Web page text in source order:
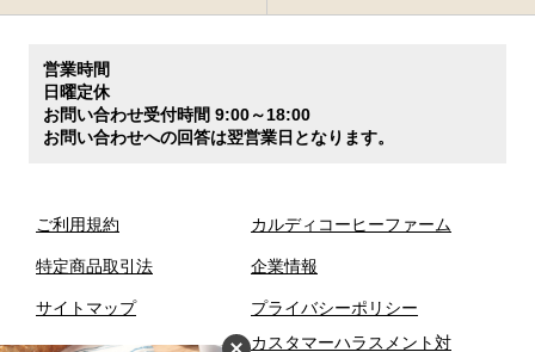
営業時間
日曜定休
お問い合わせ受付時間 9:00～18:00
お問い合わせへの回答は翌営業日となります。
ご利用規約
特定商品取引法
サイトマップ
カルディコーヒーファーム
企業情報
プライバシーポリシー
カスタマーハラスメント対